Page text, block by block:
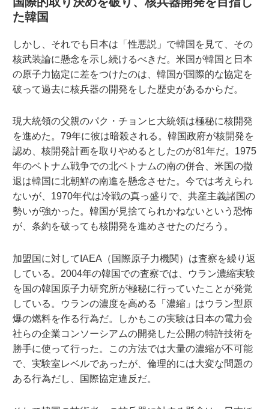
た韓国
しかし、それでも日本は「性悪説」で韓国を見て、その
核武装論に懸念を示し続けるべきだ。米国が韓国と日本
の原子力協定に差をつけたのは、韓国が国際的な協定を
破って過去に核兵器の開発をした歴史があるからだ。
現大統領の父親のパク・チョンヒ大統領は極秘に核開発
を進めた。79年に彼は暗殺される。韓国政府が核開発を
認め、核開発計画を取りやめるとしたのが81年だ。1975
年のベトナム戦争での北ベトナムの南の併合、米国の撤
退は韓国に北朝鮮の南進を懸念させた。今では考えられ
ないが、1970年代は冷戦の真っ盛りで、共産主義諸国の
勢いが強かった。韓国が見捨てられかねないという恐怖
が、条約を破っても核開発を進めさせたのだろう。
加盟国に対してIAEA（国際原子力機関）は査察を繰り返
している。2004年の韓国での査察では、ウラン濃縮実験
を国の韓国原子力研究所が極秘に行っていたことが発覚
している。ウランの濃度を高める「濃縮」はウラン型原
爆の燃料を作る行為だ。しかもこの実験は日本の電力会
社らの企業コンソーシアムの開発した公開の特許技術を
勝手に使って行った。この方法では大量の濃縮が不可能
で、実験室レベルであったが、倫理的には大変な問題の
ある行為だし、国際協定違反だ。